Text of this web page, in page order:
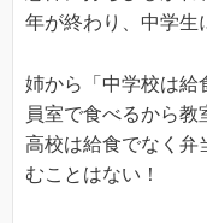
年が終わり、中学生
姉から「中学校は給
員室で食べるから教
高校は給食でなく弁
むことはない！